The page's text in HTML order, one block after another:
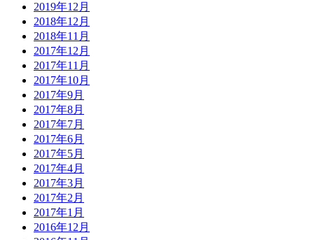
2019年12月
2018年12月
2018年11月
2017年12月
2017年11月
2017年10月
2017年9月
2017年8月
2017年7月
2017年6月
2017年5月
2017年4月
2017年3月
2017年2月
2017年1月
2016年12月